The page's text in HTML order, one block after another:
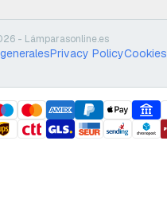
- Lámparasonline.es
Privacy PolicyCookies